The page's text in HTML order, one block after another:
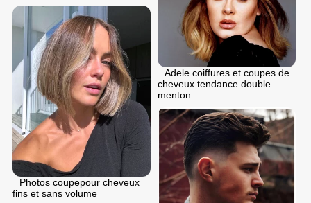
Adele coiffures et coupes de
cheveux tendance double
menton
Photos coupepour cheveux
fins et sans volume